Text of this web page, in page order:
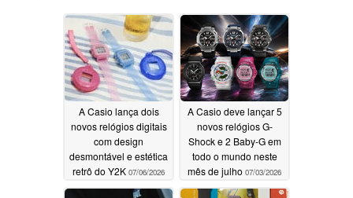
A Casio lança dois
novos relógios digitais
com design
desmontável e estética
retrô do Y2K 07/06/2026
A Casio deve lançar 5
novos relógios G-
Shock e 2 Baby-G em
todo o mundo neste
mês de julho 07/03/2026